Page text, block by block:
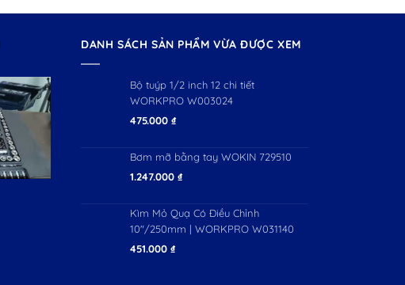
DANH SÁCH SẢN PHẨM VỪA ĐƯỢC XEM
Bộ tuýp 1/2 inch 12 chi tiết
WORKPRO W003024
475.000₫
Bơm mỡ bằng tay WOKIN 729510
1.247.000₫
Kìm Mỏ Quạ Có Điều Chỉnh
10"/250mm | WORKPRO W031140
451.000₫